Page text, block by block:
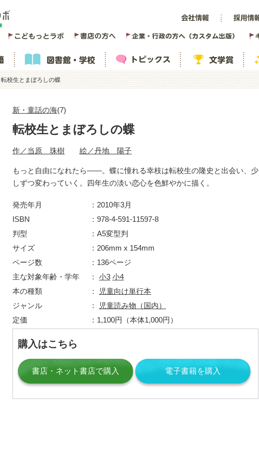
転校生とまぼろしの蝶
新・童話の海(7)
転校生とまぼろしの蝶
作／当原 珠樹 絵／丹地 陽子
もっと自由になれたら――。蝶に憧れる幸枝は転校生の隆史と出会い、少
しずつ変わっていく。四年生の淡い恋心を色鮮やかに描く。
発売年月
2010年3月
ISBN
978-4-591-11597-8
判型
A5変型判
サイズ
206mm x 154mm
ページ数
136ページ
主な対象年齢・学年
小3 小4
本の種類
児童向け単行本
ジャンル
児童読み物（国内）
定価
1,100円（本体1,000円）
購入はこちら
書店・ネット書店で購入 電子書籍を購入